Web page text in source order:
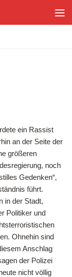
ein Rassist
an der Seite der
größeren
noch
Gedenken“,
führt.
in der Stadt,
Politiker und
Ohnehin sind
Anschlag
der Polizei
nicht völlig